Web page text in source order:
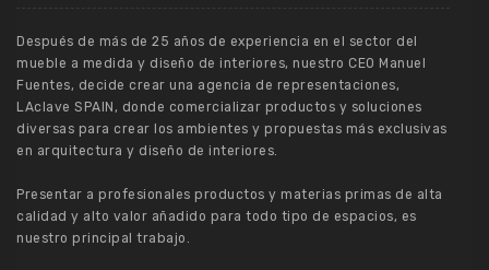
Después de más de 25 años de experiencia en el sector del
mueble a medida y diseño de interiores, nuestro CEO Manuel
Fuentes, decide crear una agencia de representaciones,
LAclave SPAIN, donde comercializar productos y soluciones
diversas para crear los ambientes y propuestas más exclusivas
en arquitectura y diseño de interiores.
Presentar a profesionales productos y materias primas de alta
calidad y alto valor añadido para todo tipo de espacios, es
nuestro principal trabajo.